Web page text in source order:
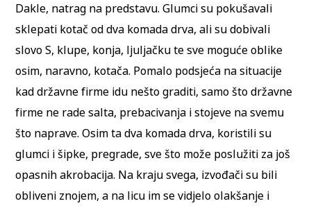
Dakle, natrag na predstavu. Glumci su pokušavali
sklepati kotač od dva komada drva, ali su dobivali
slovo S, klupe, konja, ljuljačku te sve moguće oblike
osim, naravno, kotača. Pomalo podsjeća na situacije
kad državne firme idu nešto graditi, samo što državne
firme ne rade salta, prebacivanja i stojeve na svemu
što naprave. Osim ta dva komada drva, koristili su
glumci i šipke, pregrade, sve što može poslužiti za još
opasnih akrobacija. Na kraju svega, izvođači su bili
obliveni znojem, a na licu im se vidjelo olakšanje i